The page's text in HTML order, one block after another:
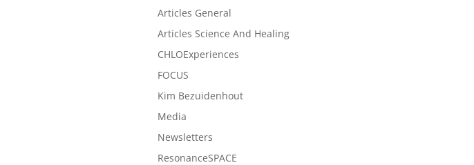
Articles General
Articles Science And Healing
CHLOExperiences
FOCUS
Kim Bezuidenhout
Media
Newsletters
ResonanceSPACE